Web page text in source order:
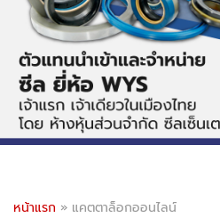
หน้าแรก » แคตตาล็อกออนไลน์